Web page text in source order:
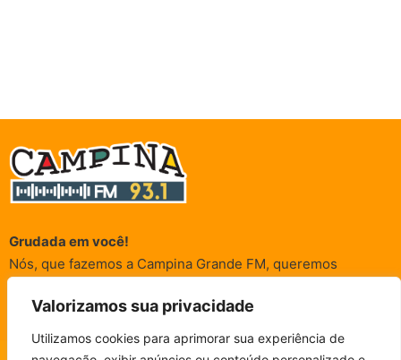
Valorizamos sua privacidade
Utilizamos cookies para aprimorar sua experiência de
Grudada em você!
Nós, que fazemos a Campina Grande FM, queremos
acompanham sempre. É para vocês que a Rádio existe e por
vocês que as informações (informativas, de entretenimento,
promocionais e de conscientização) são realizadas.